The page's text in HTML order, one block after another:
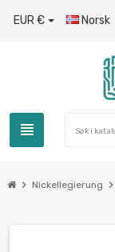
EUR € Norsk
view_headline
chevron_right Nickellegierung chevron_right